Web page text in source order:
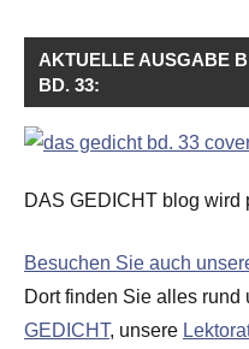
AKTUELLE AUSGABE
BD. 33:
DAS GEDICHT blog wird
Besuchen Sie auch
Dort finden Sie alles rund
GEDICHT, unsere